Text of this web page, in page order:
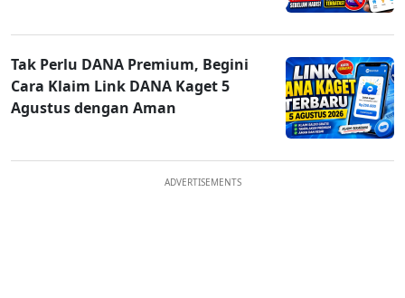
Tak Perlu DANA Premium, Begini
Cara Klaim Link DANA Kaget 5
Agustus dengan Aman
ADVERTISEMENTS